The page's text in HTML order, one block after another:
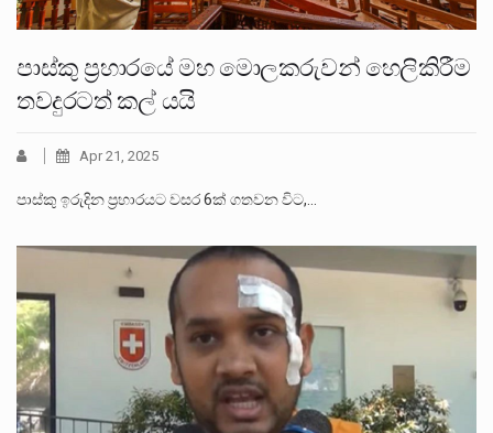
පාස්කු ප්‍රහාරයේ මහ මොලකරුවන් හෙලිකිරීම
තවදුරටත් කල් යයි
Apr 21, 2025
පාස්කු ඉරුදින ප්‍රහාරයට වසර 6ක් ගතවන විට,…